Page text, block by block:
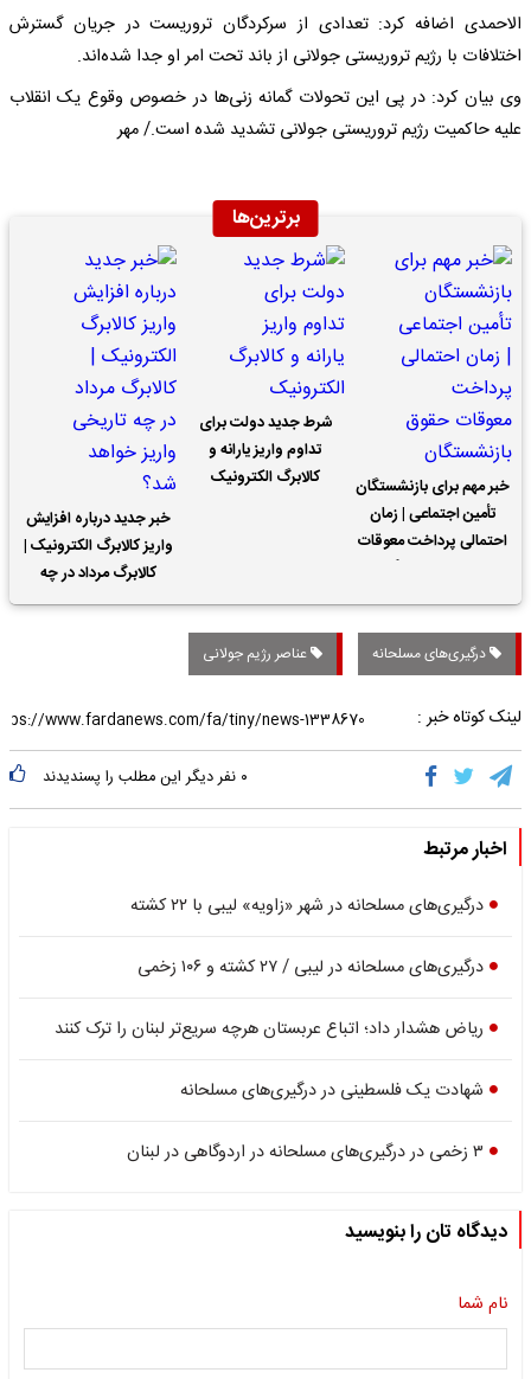
الاحمدی اضافه کرد: تعدادی از سرکردگان تروریست در جریان گسترش
اختلافات با رژیم تروریستی جولانی از باند تحت امر او جدا شده‌اند.
وی بیان کرد: در پی این تحولات گمانه زنی‌ها در خصوص وقوع یک انقلاب
علیه حاکمیت رژیم تروریستی جولانی تشدید شده است./ مهر
برترین‌ها
خبر مهم برای بازنشستگان
تأمین اجتماعی | زمان
احتمالی پرداخت معوقات
شرط جدید دولت برای
تداوم واریز یارانه و
کالابرگ الکترونیک
خبر جدید درباره افزایش
واریز کالابرگ الکترونیک |
کالابرگ مرداد در چه
تاریخی واریز خواهد شد؟
درگیری‌های مسلحانه عناصر رژیم جولانی
لینک کوتاه خبر :
۰ نفر دیگر این مطلب را پسندیدند
اخبار مرتبط
درگیری‌های مسلحانه در شهر «زاویه» لیبی با ۲۲ کشته
درگیری‌های مسلحانه در لیبی / ۲۷ کشته و ۱۰۶ زخمی
ریاض هشدار داد؛ اتباع عربستان هرچه سریع‌تر لبنان را ترک کنند
شهادت یک فلسطینی در درگیری‌های مسلحانه
۳ زخمی در درگیری‌های مسلحانه در اردوگاهی در لبنان
دیدگاه تان را بنویسید
نام شما